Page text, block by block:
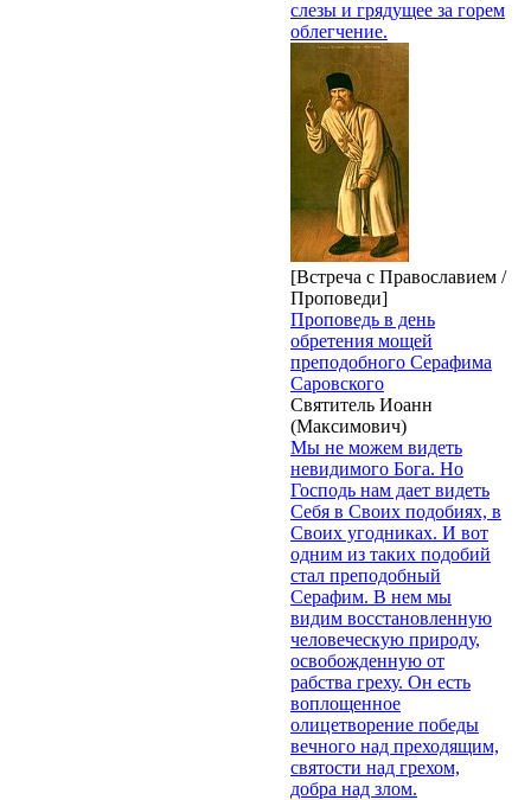
слезы и грядущее за горем
облегчение.
[Встреча с Православием /
Проповеди]
Проповедь в день
обретения мощей
преподобного Серафима
Саровского
Святитель Иоанн
(Максимович)
Мы не можем видеть
невидимого Бога. Но
Господь нам дает видеть
Себя в Своих подобиях, в
Своих угодниках. И вот
одним из таких подобий
стал преподобный
Серафим. В нем мы
видим восстановленную
человеческую природу,
освобожденную от
рабства греху. Он есть
воплощенное
олицетворение победы
вечного над преходящим,
святости над грехом,
добра над злом.